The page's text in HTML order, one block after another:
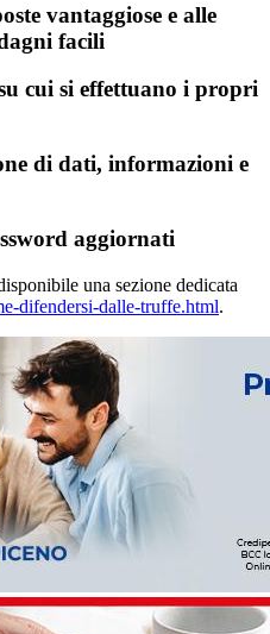
vantaggiose e alle
facili
cui si effettuano i propri
di dati, informazioni e
aggiornati
una sezione dedicata
difendersi-dalle-truffe.html.